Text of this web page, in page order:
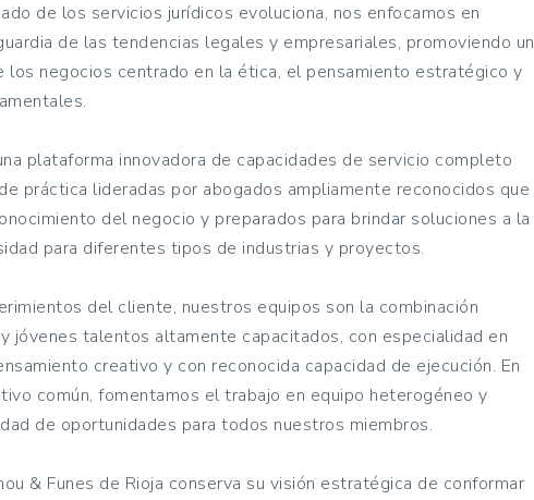
de los servicios jurídicos evoluciona, nos enfocamos en
de las tendencias legales y empresariales, promoviendo un
los negocios centrado en la ética, el pensamiento estratégico y
plataforma innovadora de capacidades de servicio completo
práctica lideradas por abogados ampliamente reconocidos que
del negocio y preparados para brindar soluciones a la
para diferentes tipos de industrias y proyectos.
del cliente, nuestros equipos son la combinación
jóvenes talentos altamente capacitados, con especialidad en
creativo y con reconocida capacidad de ejecución. En
común, fomentamos el trabajo en equipo heterogéneo y
de oportunidades para todos nuestros miembros.
& Funes de Rioja conserva su visión estratégica de conformar